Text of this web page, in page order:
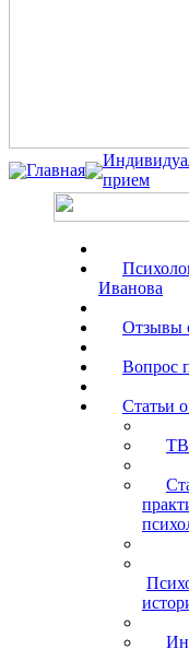
Главная
прием
Иванова
Отзывы
Вопрос
Статьи
ТВ